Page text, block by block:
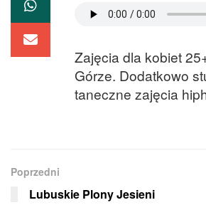
Zajęcia dla kobiet
Górze. Dodatkowo
taneczne zajęcia
Poprzedni
Lubuskie Plony Jesieni